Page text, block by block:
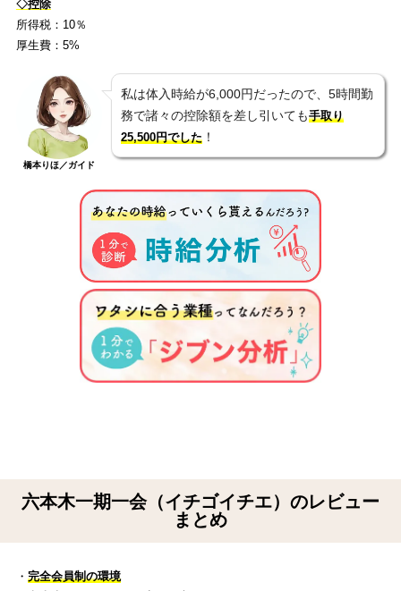
◇控除
所得税：10％
厚生費：5%
橋本りほ／ガイド
私は体入時給が6,000円だったので、5時間勤
務で諸々の控除額を差し引いても手取り
25,500円でした！
六本木一期一会（イチゴイチエ）のレビュー
まとめ
・ 完全会員制の環境